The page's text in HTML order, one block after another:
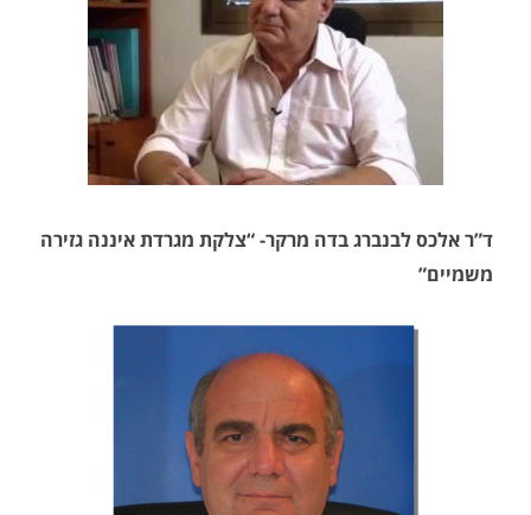
ד”ר אלכס לבנברג בדה מרקר- “צלקת מגרדת איננה גזירה
משמיים”